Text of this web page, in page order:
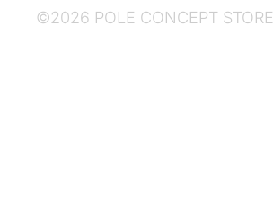
©2026 POLE CONCEPT STORE